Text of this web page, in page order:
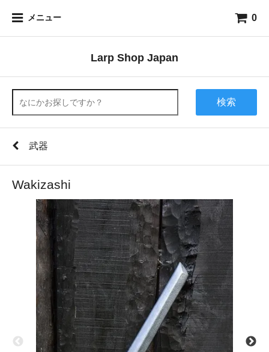
メニュー 0
Larp Shop Japan
検索
武器
Wakizashi